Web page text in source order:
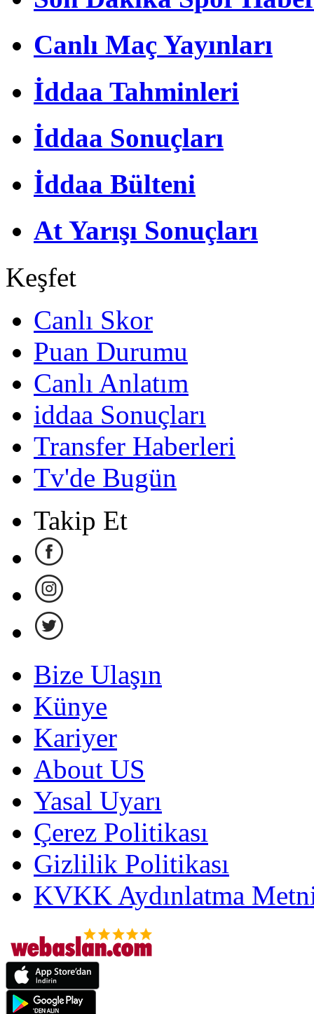
Canlı Maç Yayınları
İddaa Tahminleri
İddaa Sonuçları
İddaa Bülteni
At Yarışı Sonuçları
Keşfet
Canlı Skor
Puan Durumu
Canlı Anlatım
iddaa Sonuçları
Transfer Haberleri
Tv'de Bugün
Takip Et
Bize Ulaşın
Künye
Kariyer
About US
Yasal Uyarı
Çerez Politikası
Gizlilik Politikası
KVKK Aydınlatma